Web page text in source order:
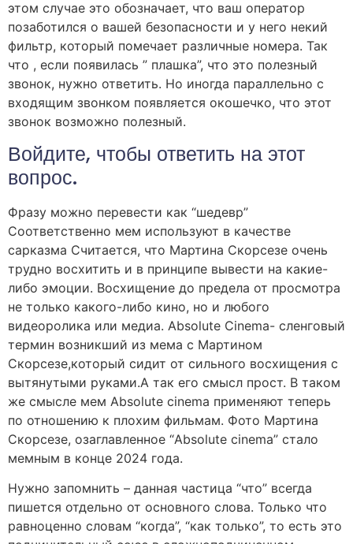
этом случае это обозначает, что ваш оператор
позаботился о вашей безопасности и у него некий
фильтр, который помечает различные номера. Так
что , если появилась ” плашка”, что это полезный
звонок, нужно ответить. Но иногда параллельно с
входящим звонком появляется окошечко, что этот
звонок возможно полезный.
Войдите, чтобы ответить на этот
вопрос.
Фразу можно перевести как “шедевр”
Соответственно мем используют в качестве
сарказма Считается, что Мартина Скорсезе очень
трудно восхитить и в принципе вывести на какие-
либо эмоции. Восхищение до предела от просмотра
не только какого-либо кино, но и любого
видеоролика или медиа. Absolute Cinema- сленговый
термин возникший из мема с Мартином
Скорсезе,который сидит от сильного восхищения с
вытянутыми руками.А так его смысл прост. В таком
же смысле мем Absolute cinema применяют теперь
по отношению к плохим фильмам. Фото Мартина
Скорсезе, озаглавленное “Absolute cinema” стало
мемным в конце 2024 года.
Нужно запомнить – данная частица “что” всегда
пишется отдельно от основного слова. Только что
равноценно словам “когда”, “как только”, то есть это